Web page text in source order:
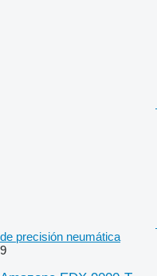
de precisión neumática
9